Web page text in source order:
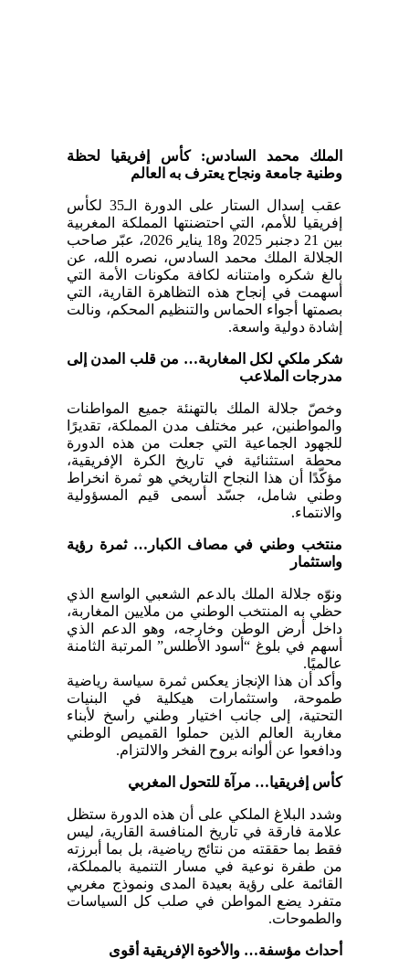
الملك محمد السادس: كأس إفريقيا لحظة
وطنية جامعة ونجاح يعترف به العالم
عقب إسدال الستار على الدورة الـ35 لكأس
إفريقيا للأمم، التي احتضنتها المملكة المغربية
بين 21 دجنبر 2025 و18 يناير 2026، عبّر صاحب
الجلالة الملك محمد السادس، نصره الله، عن
بالغ شكره وامتنانه لكافة مكونات الأمة التي
أسهمت في إنجاح هذه التظاهرة القارية، التي
بصمتها أجواء الحماس والتنظيم المحكم، ونالت
إشادة دولية واسعة.
شكر ملكي لكل المغاربة… من قلب المدن إلى
مدرجات الملاعب
وخصّ جلالة الملك بالتهنئة جميع المواطنات
والمواطنين، عبر مختلف مدن المملكة، تقديرًا
للجهود الجماعية التي جعلت من هذه الدورة
محطة استثنائية في تاريخ الكرة الإفريقية،
مؤكّدًا أن هذا النجاح التاريخي هو ثمرة انخراط
وطني شامل، جسّد أسمى قيم المسؤولية
والانتماء.
منتخب وطني في مصاف الكبار… ثمرة رؤية
واستثمار
ونوّه جلالة الملك بالدعم الشعبي الواسع الذي
حظي به المنتخب الوطني من ملايين المغاربة،
داخل أرض الوطن وخارجه، وهو الدعم الذي
أسهم في بلوغ “أسود الأطلس” المرتبة الثامنة
عالميًا.
وأكد أن هذا الإنجاز يعكس ثمرة سياسة رياضية
طموحة، واستثمارات هيكلية في البنيات
التحتية، إلى جانب اختيار وطني راسخ لأبناء
مغاربة العالم الذين حملوا القميص الوطني
ودافعوا عن ألوانه بروح الفخر والالتزام.
كأس إفريقيا… مرآة للتحول المغربي
وشدد البلاغ الملكي على أن هذه الدورة ستظل
علامة فارقة في تاريخ المنافسة القارية، ليس
فقط بما حققته من نتائج رياضية، بل بما أبرزته
من طفرة نوعية في مسار التنمية بالمملكة،
القائمة على رؤية بعيدة المدى ونموذج مغربي
متفرد يضع المواطن في صلب كل السياسات
والطموحات.
أحداث مؤسفة… والأخوة الإفريقية أقوى